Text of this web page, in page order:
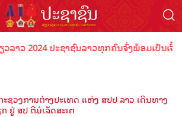
ວ 2024 ປະຊາຊົນລາວທຸກຄົນຈົ່ງພ້ອມເປັນເຈົ້າ
ຊວງການຕ່າງປະເທດ ແຫ່ງ ສປປ ລາວ ເດີນທາງ
ຢູ່ ສປ ຕີມໍເລັດສະເຕ